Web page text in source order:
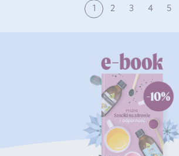
1 2 3 4 5